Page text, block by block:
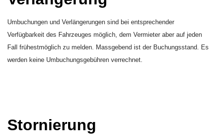
Umbuchungen und Verlängerungen sind bei entsprechender
Verfügbarkeit des Fahrzeuges möglich, dem Vermieter aber auf jeden
Fall frühestmöglich zu melden. Massgebend ist der Buchungsstand. Es
werden keine Umbuchungsgebühren verrechnet.
Stornierung